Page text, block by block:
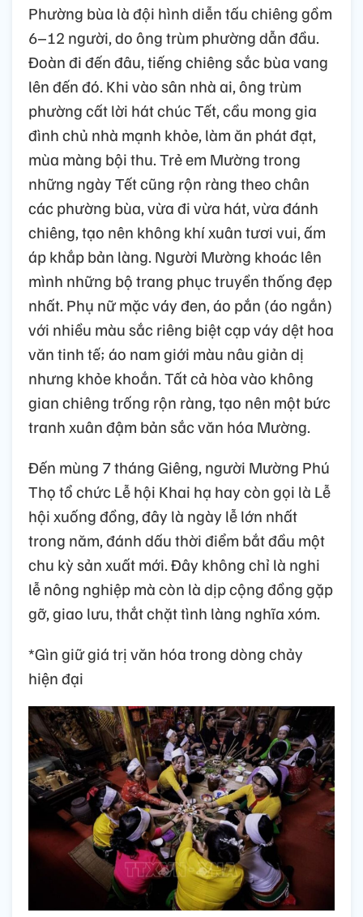
Phường bùa là đội hình diễn tấu chiêng gồm
6–12 người, do ông trùm phường dẫn đầu.
Đoàn đi đến đâu, tiếng chiêng sắc bùa vang
lên đến đó. Khi vào sân nhà ai, ông trùm
phường cất lời hát chúc Tết, cầu mong gia
đình chủ nhà mạnh khỏe, làm ăn phát đạt,
mùa màng bội thu. Trẻ em Mường trong
những ngày Tết cũng rộn ràng theo chân
các phường bùa, vừa đi vừa hát, vừa đánh
chiêng, tạo nên không khí xuân tươi vui, ấm
áp khắp bản làng. Người Mường khoác lên
mình những bộ trang phục truyền thống đẹp
nhất. Phụ nữ mặc váy đen, áo pắn (áo ngắn)
với nhiều màu sắc riêng biệt cạp váy dệt hoa
văn tinh tế; áo nam giới màu nâu giản dị
nhưng khỏe khoắn. Tất cả hòa vào không
gian chiêng trống rộn ràng, tạo nên một bức
tranh xuân đậm bản sắc văn hóa Mường.
Đến mùng 7 tháng Giêng, người Mường Phú
Thọ tổ chức Lễ hội Khai hạ hay còn gọi là Lễ
hội xuống đồng, đây là ngày lễ lớn nhất
trong năm, đánh dấu thời điểm bắt đầu một
chu kỳ sản xuất mới. Đây không chỉ là nghi
lễ nông nghiệp mà còn là dịp cộng đồng gặp
gỡ, giao lưu, thắt chặt tình làng nghĩa xóm.
*Gìn giữ giá trị văn hóa trong dòng chảy
hiện đại